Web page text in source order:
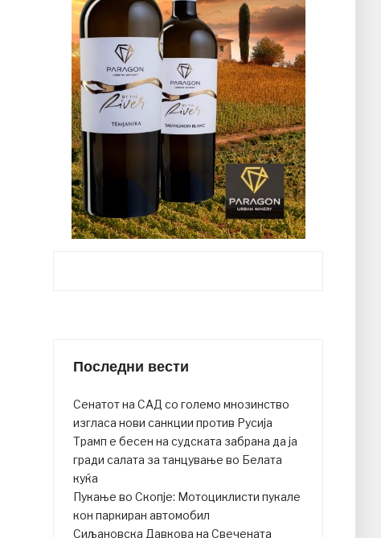
Последни вести
Сенатот на САД со големо мнозинство
изгласа нови санкции против Русија
Трамп е бесен на судската забрана да ја
гради салата за танцување во Белата
куќа
Пукање во Скопје: Мотоциклисти пукале
кон паркиран автомобил
Сиљановска Давкова на Свечената